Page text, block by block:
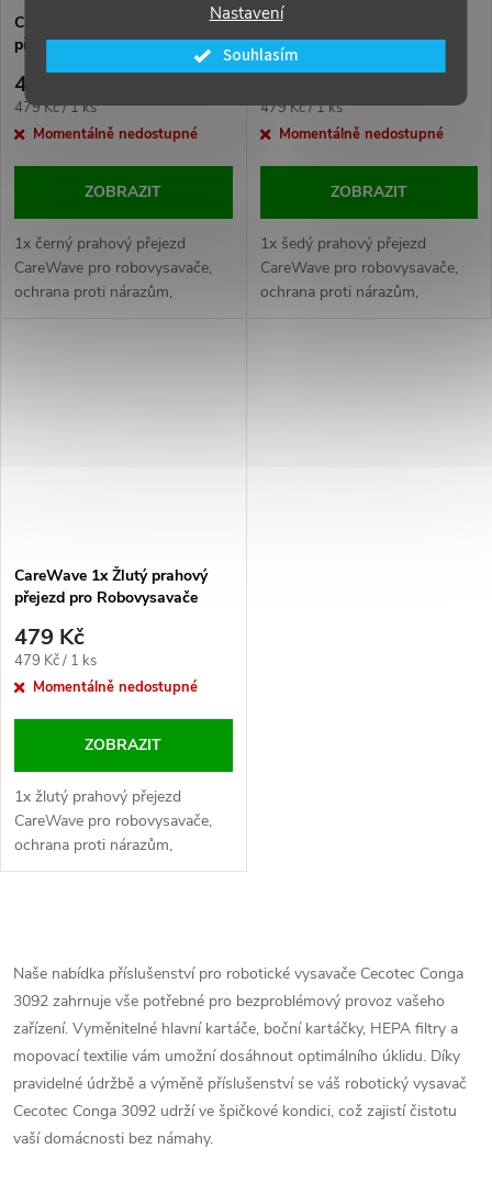
Nastavení
Souhlasím
CareWave 1x Černý prahový
přejezd pro robovysavače atd.
479 Kč
Měrná
cena:
479 Kč / 1 ks
Momentálně nedostupné
ZOBRAZIT
1x černý prahový přejezd
CareWave pro robovysavače,
ochrana proti nárazům,
CareWave 1x Šedý prahový
přejezd pro Robovysavače
Měrná
cena:
479 Kč / 1 ks
Momentálně nedostupné
ZOBRAZIT
1x šedý prahový přejezd
CareWave pro robovysavače,
ochrana proti nárazům,
CareWave 1x Žlutý prahový
přejezd pro Robovysavače
479 Kč
Měrná
cena:
479 Kč / 1 ks
Momentálně nedostupné
ZOBRAZIT
1x žlutý prahový přejezd
CareWave pro robovysavače,
ochrana proti nárazům,
efektivní čištění přechodů.
v
l
á
d
a
Naše nabídka příslušenství pro robotické vysavače Cecotec Conga
3092 zahrnuje vše potřebné pro bezproblémový provoz vašeho
zařízení. Vyměnitelné hlavní kartáče, boční kartáčky, HEPA filtry a
mopovací textilie vám umožní dosáhnout optimálního úklidu. Díky
pravidelné údržbě a výměně příslušenství se váš robotický vysavač
Cecotec Conga 3092 udrží ve špičkové kondici, což zajistí čistotu
vaší domácnosti bez námahy.